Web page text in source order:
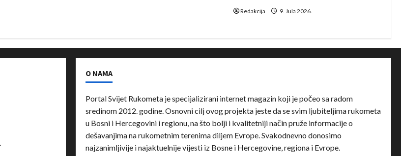
Redakcija 9. Jula 2026.
O NAMA
Portal Svijet Rukometa je specijalizirani internet magazin koji je počeo sa radom
sredinom 2012. godine. Osnovni cilj ovog projekta jeste da se svim ljubiteljima rukometa
u Bosni i Hercegovini i regionu, na što bolji i kvalitetniji način pruže informacije o
dešavanjima na rukometnim terenima diljem Evrope. Svakodnevno donosimo
najzanimljivije i najaktuelnije vijesti iz Bosne i Hercegovine, regiona i Evrope.